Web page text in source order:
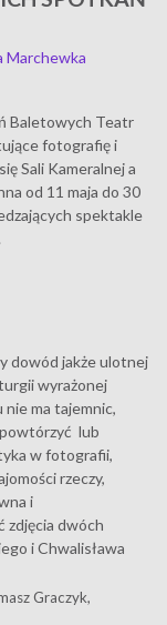
Marchewka
Baletowych Teatr
fotografię i
Sali Kameralnej a
od 11 maja do 30
spektakle
dowód jakże ulotnej
wyrażonej
nie ma tajemnic,
powtórzyć lub
w fotografii,
rzeczy,
i
zdjęcia dwóch
i Chwalisława
Graczyk,